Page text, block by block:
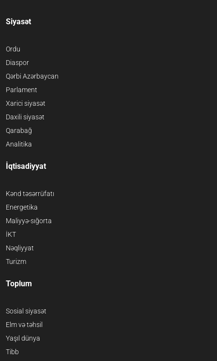
Siyasət
Ordu
Diaspor
Qərbi Azərbaycan
Parlament
Xarici siyasət
Daxili siyasət
Qarabağ
Analitika
İqtisadiyyat
Kənd təsərrüfatı
Energetika
Maliyyə-sığorta
İKT
Nəqliyyat
Turizm
Toplum
Sosial siyasət
Elm və təhsil
Yaşıl dünya
Tibb